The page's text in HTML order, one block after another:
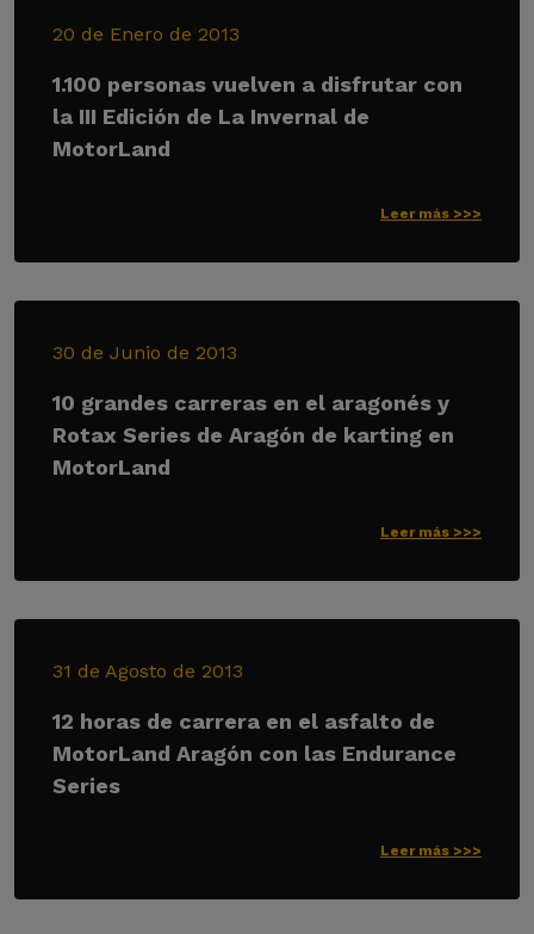
20 de Enero de 2013
1.100 personas vuelven a disfrutar con
la III Edición de La Invernal de
MotorLand
Leer más >>>
30 de Junio de 2013
10 grandes carreras en el aragonés y
Rotax Series de Aragón de karting en
MotorLand
Leer más >>>
31 de Agosto de 2013
12 horas de carrera en el asfalto de
MotorLand Aragón con las Endurance
Series
Leer más >>>